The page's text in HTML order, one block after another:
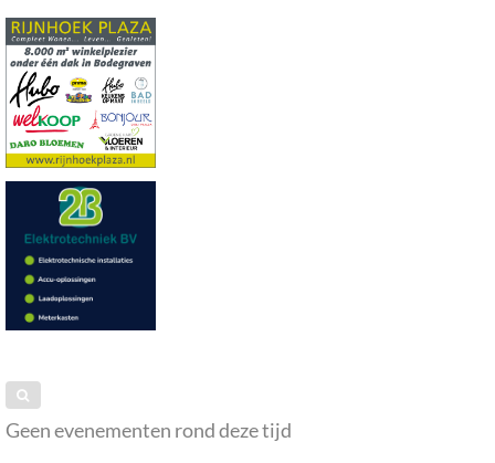
Geen evenementen rond deze tijd